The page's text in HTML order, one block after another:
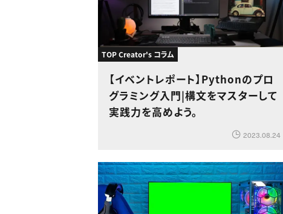
TOP Creator's コラム
【イベントレポート】Pythonのプロ
グラミング入門|構文をマスターして
実践力を高めよう。
2023.08.24